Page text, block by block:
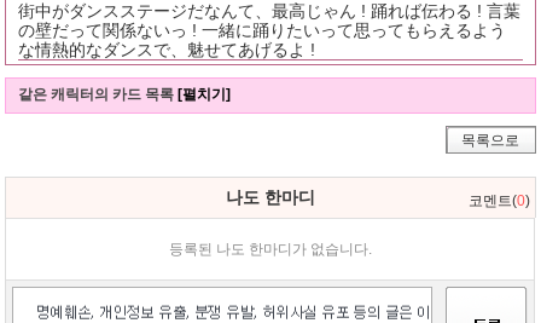
街中がダンスステージだなんて、最高じゃん ! 踊れば伝わる ! 言葉
の壁だって関係ないっ ! 一緒に踊りたいって思ってもらえるよう
な情熱的なダンスで、魅せてあげるよ !
같은 캐릭터의 카드 목록 [펼치기]
목록으로
나도 한마디 코멘트(0)
등록된 나도 한마디가 없습니다.